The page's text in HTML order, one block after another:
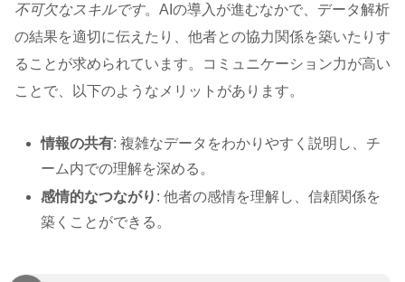
不可欠なスキルです。AIの導入が進むなかで、データ解析
の結果を適切に伝えたり、他者との協力関係を築いたりす
ることが求められています。コミュニケーション力が高い
ことで、以下のようなメリットがあります。
情報の共有: 複雑なデータをわかりやすく説明し、チ
ーム内での理解を深める。
感情的なつながり : 他者の感情を理解し、信頼関係を
築くことができる。